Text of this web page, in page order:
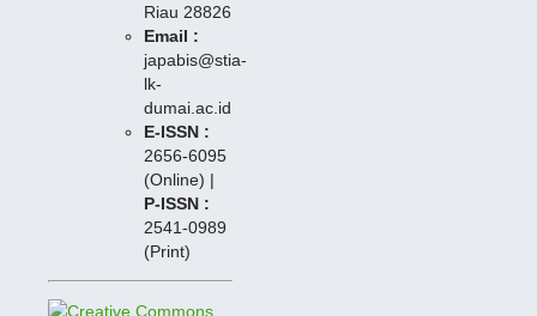
Riau 28826
Email :
japabis@stia-
lk-
dumai.ac.id
E-ISSN :
2656-6095
(Online) |
P-ISSN :
2541-0989
(Print)